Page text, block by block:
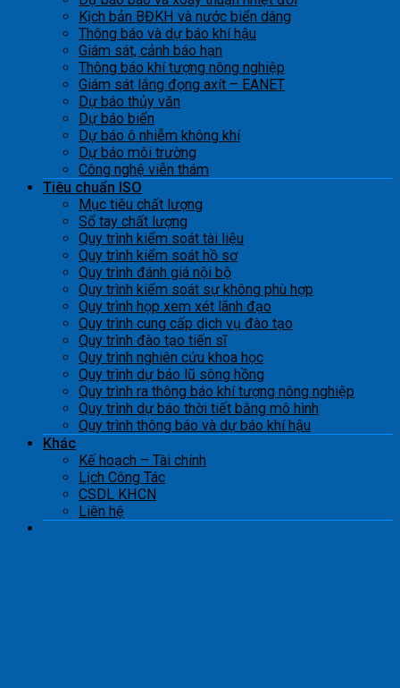
Kịch bản BĐKH và nước biển dâng
Thông báo và dự báo khí hậu
Giám sát, cảnh báo hạn
Thông báo khí tượng nông nghiệp
Giám sát lắng đọng axít – EANET
Dự báo thủy văn
Dự báo biển
Dự báo ô nhiễm không khí
Dự báo môi trường
Công nghệ viễn thám
Tiêu chuẩn ISO
Mục tiêu chất lượng
Sổ tay chất lượng
Quy trình kiểm soát tài liệu
Quy trình kiểm soát hồ sơ
Quy trình đánh giá nội bộ
Quy trình kiểm soát sự không phù hợp
Quy trình họp xem xét lãnh đạo
Quy trình cung cấp dịch vụ đào tạo
Quy trình đào tạo tiến sĩ
Quy trình nghiên cứu khoa học
Quy trình dự báo lũ sông hồng
Quy trình ra thông báo khí tượng nông nghiệp
Quy trình dự báo thời tiết bằng mô hình
Quy trình thông báo và dự báo khí hậu
Khác
Kế hoạch – Tài chính
Lịch Công Tác
CSDL KHCN
Liên hệ